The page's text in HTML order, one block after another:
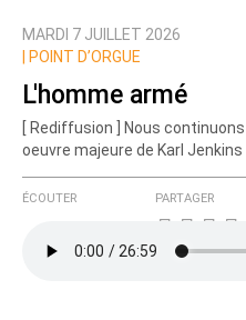
MARDI 7 JUILLET 2026
POINT D’ORGUE
L'homme armé
[ Rediffusion ] Nous
oeuvre majeure de Karl Jenkins
ÉCOUTER PARTAGER